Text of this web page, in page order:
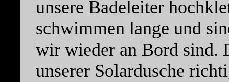
unsere Badeleiter
schwimmen lange und
wir wieder an Bord sind.
unserer Solardusche